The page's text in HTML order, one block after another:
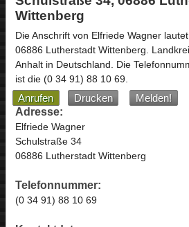
Wittenberg
Die Anschrift von Elfriede Wagner
06886 Lutherstadt Wittenberg.
Anhaltin Deutschland. Die
ist die (0 34 91) 88 10 69.
Anrufen Drucken Melden!
Adresse:
Elfriede Wagner
Schulstraße 34
06886 Lutherstadt Wittenberg
Telefonnummer:
(0 34 91) 88 10 69